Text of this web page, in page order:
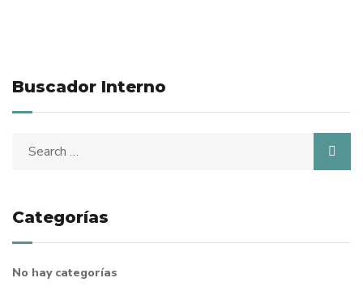
Buscador Interno
Search
Categorías
No hay categorías